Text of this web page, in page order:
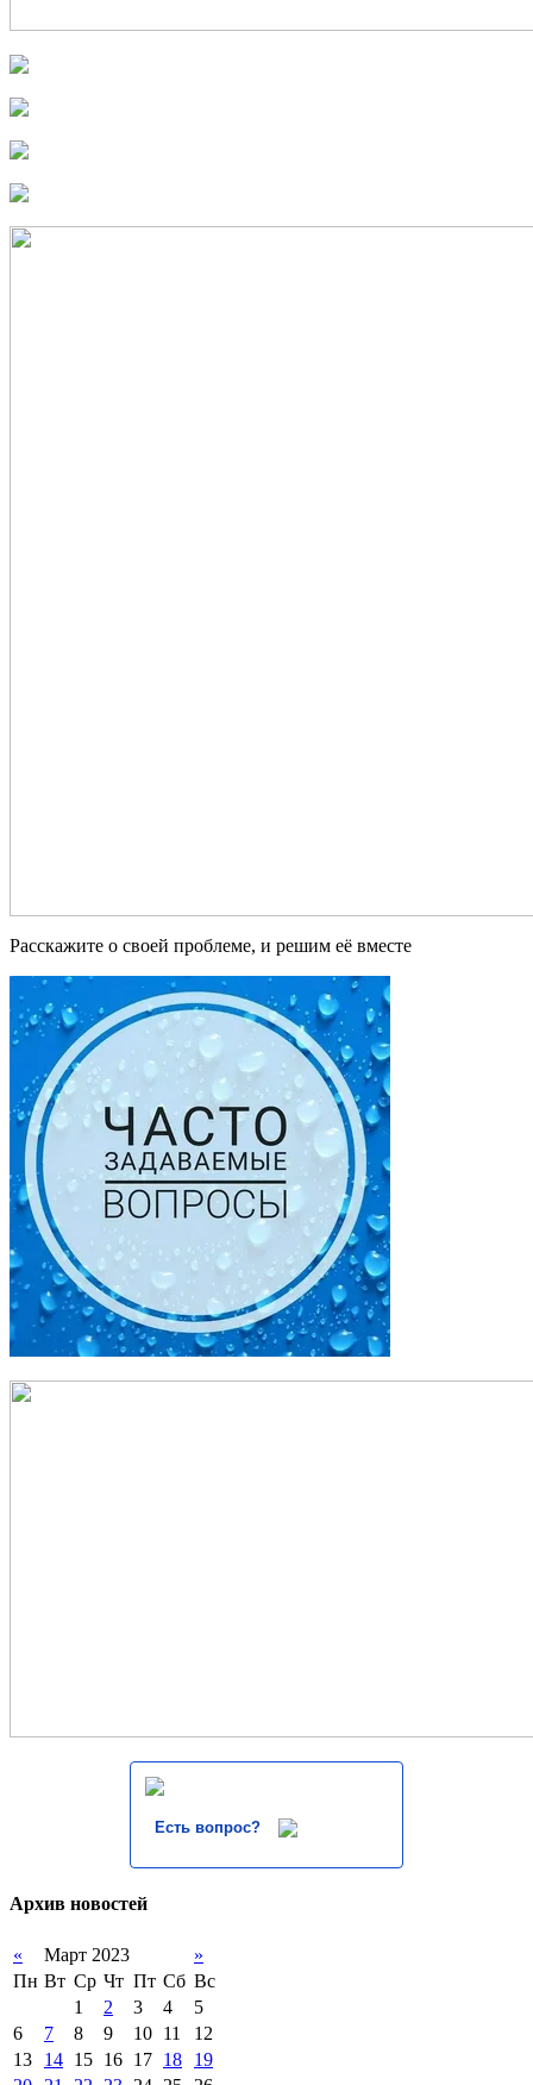
Расскажите о своей проблеме, и решим её вместе
Есть вопрос?
Архив новостей
« Март 2023
»
Пн Вт Ср Чт Пт Сб Вс
1
2 3 4
5
6
7 8 9 10 11
12
13
14 15 16 17 18
19